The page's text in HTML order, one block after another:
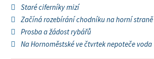
Staré ciferníky mizí
Začíná rozebírání chodníku na horní straně
Prosba a žádost rybářů
Na Hornoměstské ve čtvrtek nepoteče voda